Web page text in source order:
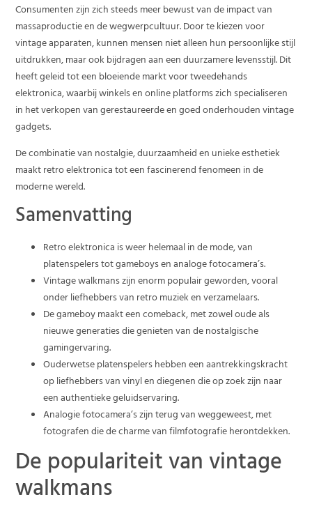
Consumenten zijn zich steeds meer bewust van de impact van
massaproductie en de wegwerpcultuur. Door te kiezen voor
vintage apparaten, kunnen mensen niet alleen hun persoonlijke stijl
uitdrukken, maar ook bijdragen aan een duurzamere levensstijl. Dit
heeft geleid tot een bloeiende markt voor tweedehands
elektronica, waarbij winkels en online platforms zich specialiseren
in het verkopen van gerestaureerde en goed onderhouden vintage
gadgets.
De combinatie van nostalgie, duurzaamheid en unieke esthetiek
maakt retro elektronica tot een fascinerend fenomeen in de
moderne wereld.
Samenvatting
Retro elektronica is weer helemaal in de mode, van
platenspelers tot gameboys en analoge fotocamera’s.
Vintage walkmans zijn enorm populair geworden, vooral
onder liefhebbers van retro muziek en verzamelaars.
De gameboy maakt een comeback, met zowel oude als
nieuwe generaties die genieten van de nostalgische
gamingervaring.
Ouderwetse platenspelers hebben een aantrekkingskracht
op liefhebbers van vinyl en diegenen die op zoek zijn naar
een authentieke geluidservaring.
Analogie fotocamera’s zijn terug van weggeweest, met
fotografen die de charme van filmfotografie herontdekken.
De populariteit van vintage
walkmans